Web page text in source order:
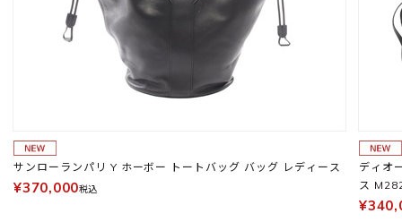
サンローランパリ Y ホーボー トートバッグ バッグ レディース
¥370,000税込
ディオ
ス